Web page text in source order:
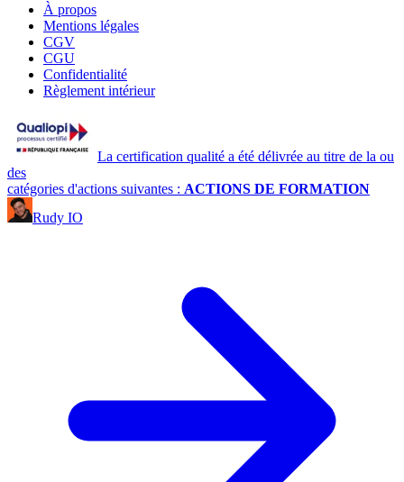
À propos
Mentions légales
CGV
CGU
Confidentialité
Règlement intérieur
La certification qualité a été délivrée au titre de la ou
des
catégories d'actions suivantes : ACTIONS DE FORMATION
Rudy IO